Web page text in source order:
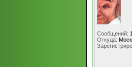
Сообщений:
Откуда: